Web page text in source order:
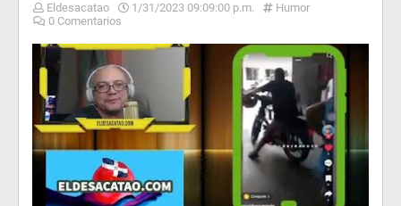
Eldesacatao 1/31/2023 09:09:00 p.m.
Humor
0 Comentarios